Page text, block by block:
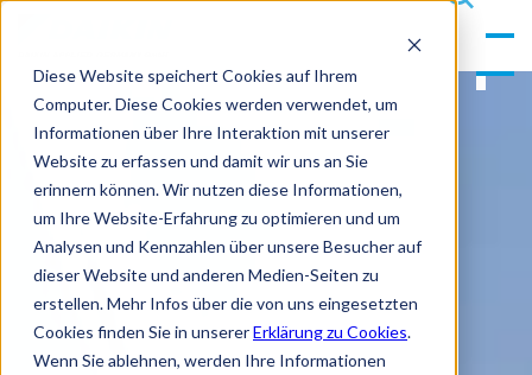
Diese Website speichert Cookies auf Ihrem
Computer. Diese Cookies werden verwendet, um
Informationen über Ihre Interaktion mit unserer
Website zu erfassen und damit wir uns an Sie
erinnern können. Wir nutzen diese Informationen,
um Ihre Website-Erfahrung zu optimieren und um
Analysen und Kennzahlen über unsere Besucher auf
dieser Website und anderen Medien-Seiten zu
erstellen. Mehr Infos über die von uns eingesetzten
Cookies finden Sie in unsererErklärung zu Cookies.
Wenn Sie ablehnen, werden Ihre Informationen
s
ea